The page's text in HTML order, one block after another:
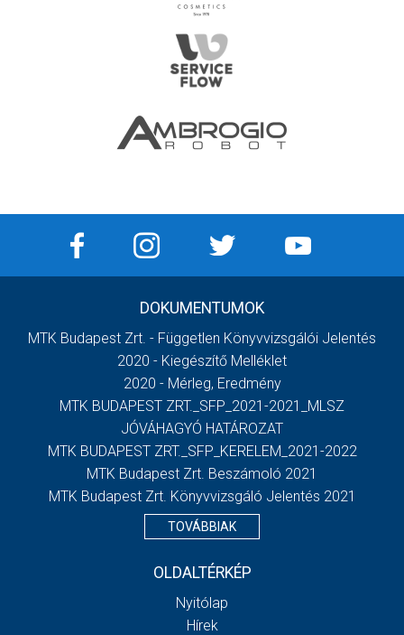
DOKUMENTUMOK
MTK Budapest Zrt. - Független Könyvvizsgálói Jelentés
2020 - Kiegészítő Melléklet
2020 - Mérleg, Eredmény
MTK BUDAPEST ZRT._SFP_2021-2021_MLSZ
JÓVÁHAGYÓ HATÁROZAT
MTK BUDAPEST ZRT._SFP_KERELEM_2021-2022
MTK Budapest Zrt. Beszámoló 2021
MTK Budapest Zrt. Könyvvizsgáló Jelentés 2021
TOVÁBBIAK
OLDALTÉRKÉP
Nyitólap
Hírek